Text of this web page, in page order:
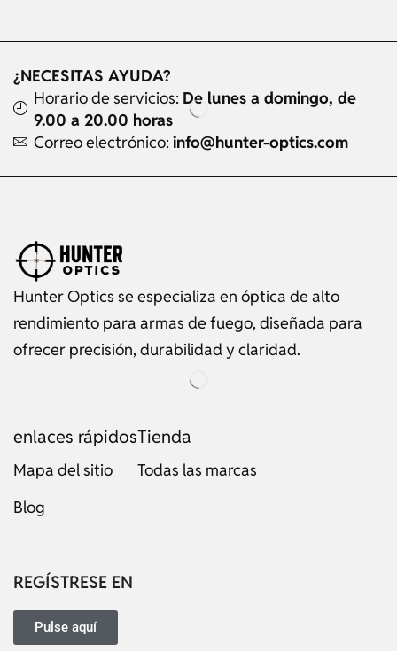
¿NECESITAS AYUDA?
Horario de servicios: De lunes a domingo, de
9.00 a 20.00 horas
Correo electrónico: info@hunter-optics.com
Hunter Optics se especializa en óptica de alto
rendimiento para armas de fuego, diseñada para
ofrecer precisión, durabilidad y claridad.
enlaces rápidos
Mapa del sitio
Blog
Tienda
Todas las marcas
REGÍSTRESE EN
Pulse aquí